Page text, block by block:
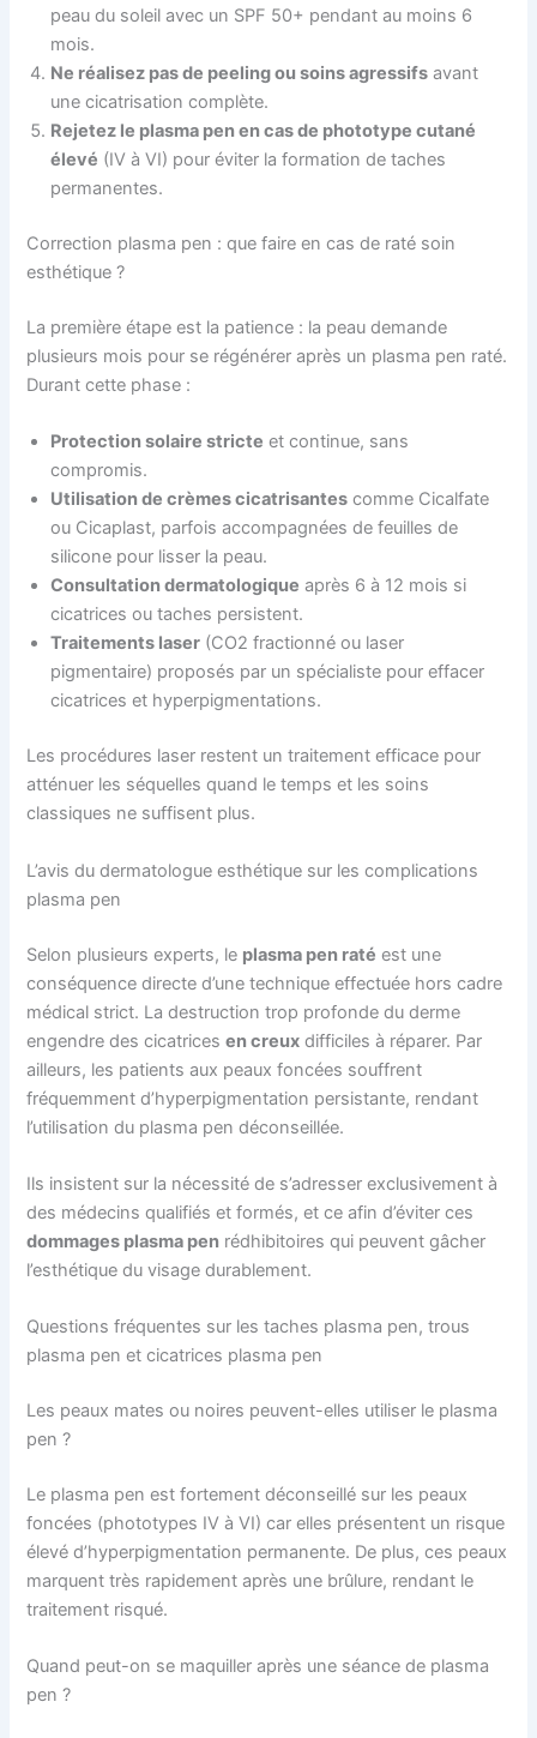
peau du soleil avec un SPF 50+ pendant au moins 6
mois.
Ne réalisez pas de peeling ou soins agressifs avant
une cicatrisation complète.
Rejetez le plasma pen en cas de phototype cutané
élevé (IV à VI) pour éviter la formation de taches
permanentes.
Correction plasma pen : que faire en cas de raté soin
esthétique ?
La première étape est la patience : la peau demande
plusieurs mois pour se régénérer après un plasma pen raté.
Durant cette phase :
Protection solaire stricte et continue, sans
compromis.
Utilisation de crèmes cicatrisantes comme Cicalfate
ou Cicaplast, parfois accompagnées de feuilles de
silicone pour lisser la peau.
Consultation dermatologique après 6 à 12 mois si
cicatrices ou taches persistent.
Traitements laser (CO2 fractionné ou laser
pigmentaire) proposés par un spécialiste pour effacer
cicatrices et hyperpigmentations.
Les procédures laser restent un traitement efficace pour
atténuer les séquelles quand le temps et les soins
classiques ne suffisent plus.
L’avis du dermatologue esthétique sur les complications
plasma pen
Selon plusieurs experts, le plasma pen raté est une
conséquence directe d’une technique effectuée hors cadre
médical strict. La destruction trop profonde du derme
engendre des cicatricesen creux difficiles à réparer. Par
ailleurs, les patients aux peaux foncées souffrent
fréquemment d’hyperpigmentation persistante, rendant
l’utilisation du plasma pen déconseillée.
Ils insistent sur la nécessité de s’adresser exclusivement à
des médecins qualifiés et formés, et ce afin d’éviter ces
dommages plasma pen rédhibitoires qui peuvent gâcher
l’esthétique du visage durablement.
Questions fréquentes sur les taches plasma pen, trous
plasma pen et cicatrices plasma pen
Les peaux mates ou noires peuvent-elles utiliser le plasma
pen ?
Le plasma pen est fortement déconseillé sur les peaux
foncées (phototypes IV à VI) car elles présentent un risque
élevé d’hyperpigmentation permanente. De plus, ces peaux
marquent très rapidement après une brûlure, rendant le
traitement risqué.
Quand peut-on se maquiller après une séance de plasma
pen ?